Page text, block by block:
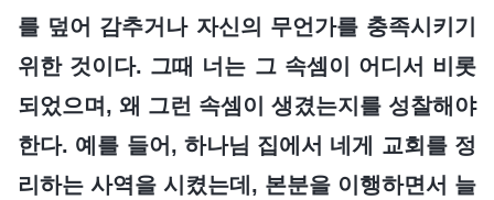
를 덮어 감추거나 자신의 무언가를 충족시키기
위한 것이다. 그때 너는 그 속셈이 어디서 비롯
되었으며, 왜 그런 속셈이 생겼는지를 성찰해야
한다. 예를 들어, 하나님 집에서 네게 교회를 정
리하는 사역을 시켰는데, 본분을 이행하면서 늘